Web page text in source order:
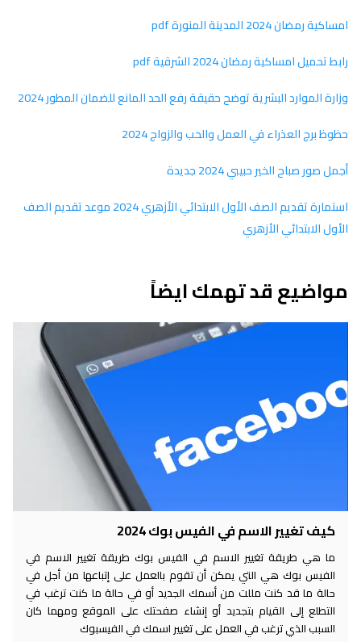
امساكية رمضان 2024 المدينة المنورة pdf
رابط تحميل امساكية رمضان 2024 الشرقية pdf
وزارة الموارد البشرية توضح حقيقة رفع الحد المانع للضمان المطور 2024
حظوظ برج العذراء في العمل والحب والزواج 2024
أجمل صور صباح الخير حبيبي 2024 جديدة
استمارة تقديم الصف الأول الابتدائي الأزهري 2024 موعد تقديم الصف
الأول الابتدائي الأزهري
مواضيع قد تهمك ايضاً
كيف تغيير الاسم في الفيس بوك 2024
ما هي طريقة تغيير الاسم في الفيس بوك طريقة تغيير الاسم في
الفيس بوك هي التي يمكن أن تقوم بالعمل على إتباعها من أجل في
حالة ما قد كنت مللت من أسمك الجديد أو في حالة ما كنت ترغب في
التطلع إلى القيام بتجديد أو إنشاء صفحتك على الموقع ومهما كان
السبب الذي ترغب في العمل على تغيير اسمك في الفيسبوك